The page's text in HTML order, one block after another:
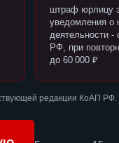
штраф юрлицу
уведомления о
деятельности -
РФ, при
до 60 000 ₽
редакции КоАП